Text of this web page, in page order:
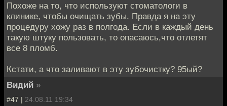
Похоже на то, что используют стоматологи в
клинике, чтобы очищать зубы. Правда я на эту
процедуру хожу раз в полгода. Если в каждый день
такую штуку пользовать, то опасаюсь,что отлетят
все 8 пломб.
Кстати, а что заливают в эту зубочистку? 95ый?
Видий »
#47 | 24.08.11 19:34